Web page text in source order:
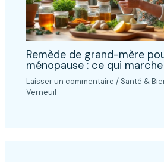
Remède de grand-mère
ménopause : ce qui
Laisser un commentaire / Santé &
Verneuil